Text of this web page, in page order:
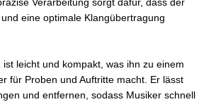
Verarbeitung sorgt dafür, dass der
eine optimale Klangübertragung
ist leicht und kompakt, was ihn zu einem
für Proben und Auftritte macht. Er lässt
und entfernen, sodass Musiker schnell